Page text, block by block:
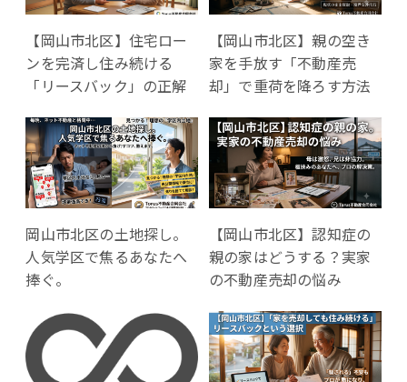
【岡山市北区】住宅ロー
ンを完済し住み続ける
「リースバック」の正解
【岡山市北区】親の空き
家を手放す「不動産売
却」で重荷を降ろす方法
岡山市北区の土地探し。
人気学区で焦るあなたへ
捧ぐ。
【岡山市北区】認知症の
親の家はどうする？実家
の不動産売却の悩み